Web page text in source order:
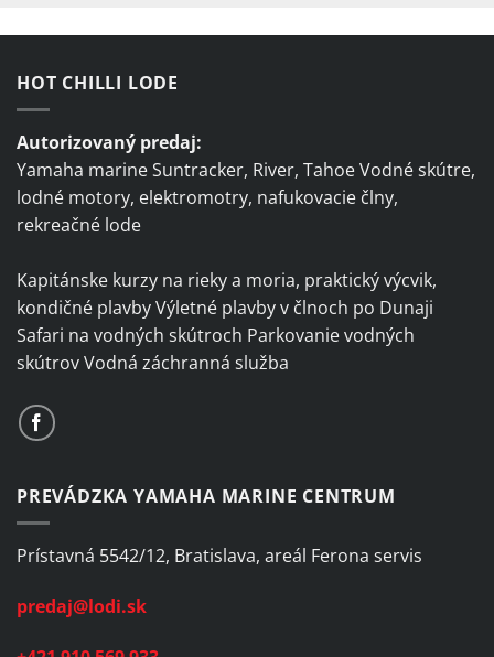
HOT CHILLI LODE
Autorizovaný predaj:
Yamaha marine Suntracker, River, Tahoe Vodné skútre,
lodné motory, elektromotry, nafukovacie člny,
rekreačné lode
Kapitánske kurzy na rieky a moria, praktický výcvik,
kondičné plavby Výletné plavby v člnoch po Dunaji
Safari na vodných skútroch Parkovanie vodných
skútrov Vodná záchranná služba
PREVÁDZKA YAMAHA MARINE CENTRUM
Prístavná 5542/12, Bratislava, areál Ferona servis
predaj@lodi.sk